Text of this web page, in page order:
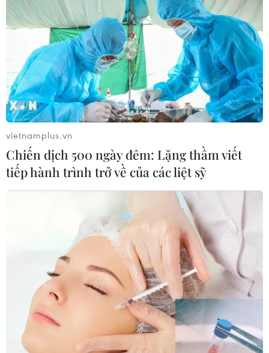
Thời tiết ngày 2/6: Bắc và Trung Bộ nắng
nóng gay gắt, Nam Bộ mưa to đến rất to
01/06/2026 23:24
Trong khi Bắc Bộ và Trung Bộ tiếp tục đón nắng nóng
gay gắt, nhiệt độ có nơi trên 37 độ C, thì Nam Bộ và Tây
Nguyên lại đón mưa to đến rất to vào chiều tối, kèm
nguy cơ cao xảy ra lốc sét, gió giật.
Nắng nóng gay gắt, khuyến cáo sử dụng
vietnamplus.vn
Chiến dịch 500 ngày đêm: Lặng thầm viết
tiếp hành trình trở về của các liệt sỹ